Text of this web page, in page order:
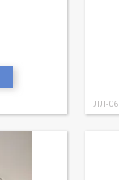
ЛЛ-06